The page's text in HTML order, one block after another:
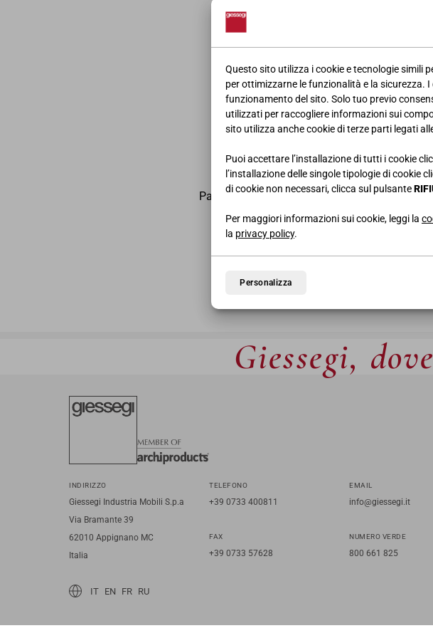
Questo sito utilizza i cookie e tecnologie simili
per ottimizzarne le funzionalità e la sicurezza.
funzionamento del sito. Solo tuo previo
utilizzati per raccogliere informazioni sui
sito utilizza anche cookie di terze parti legati
Puoi accettare l’installazione di tutti i cookie
l’installazione delle singole tipologie di cookie
di cookie non necessari, clicca sul pulsante
Per maggiori informazioni sui cookie, leggi la
la privacy policy.
Personalizza
Pagina pubblicitaria dei soggiorni Giessegi
Giessegi,
INDIRIZZO
Giessegi Industria Mobili S.p.a
Via Bramante 39
62010 Appignano MC
Italia
TELEFONO
+39 0733 400811
FAX
+39 0733 57628
EMAIL
info@giessegi.it
NUMERO VERDE
800 661 825
IT EN FR RU